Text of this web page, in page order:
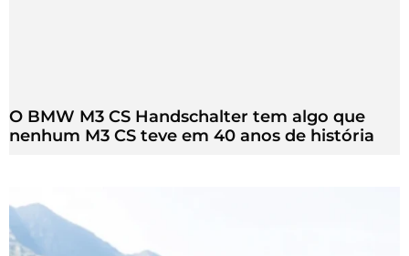
O BMW M3 CS Handschalter tem algo que
nenhum M3 CS teve em 40 anos de história